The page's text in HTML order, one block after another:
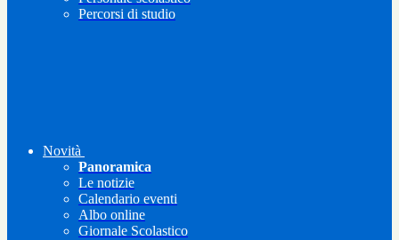
Percorsi di studio
Novità
Panoramica
Le notizie
Calendario eventi
Albo online
Giornale Scolastico